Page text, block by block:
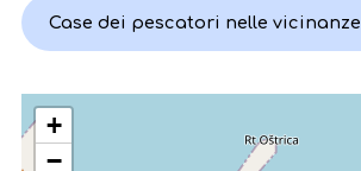
Case dei pescatori nelle vicinanze
+
−